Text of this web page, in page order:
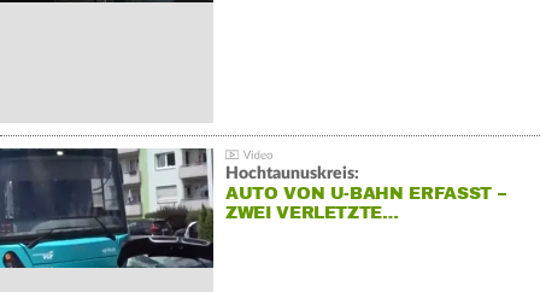
Hochtaunuskreis:
AUTO VON U-BAHN ERFASST –
ZWEI VERLETZTE…